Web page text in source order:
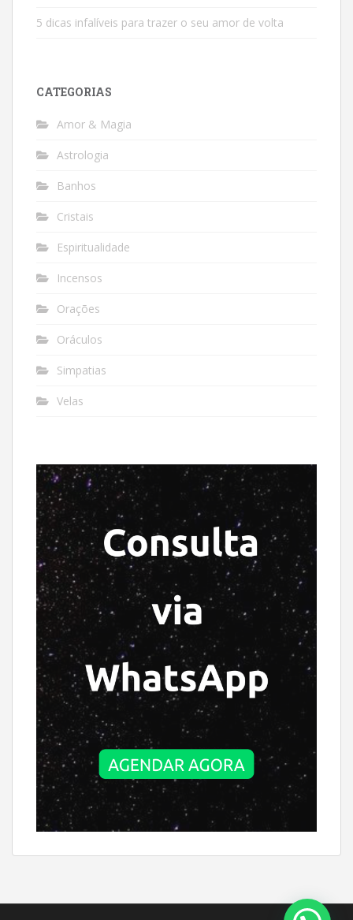
5 dicas infalíveis para trazer o seu amor de volta
CATEGORIAS
Amor & Magia
Astrologia
Banhos
Cristais
Espiritualidade
Incensos
Orações
Oráculos
Simpatias
Velas